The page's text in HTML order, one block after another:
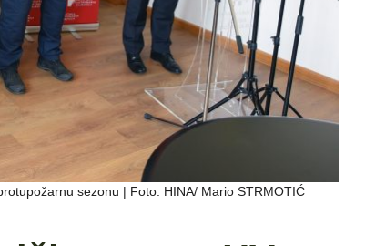
sezonu | Foto: HINA/ Mario STRMOTIĆ